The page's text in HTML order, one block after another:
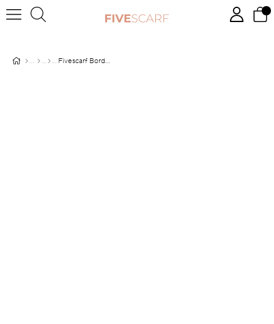
Fivescarf Bordo Varak İşlemeli Brand Şal